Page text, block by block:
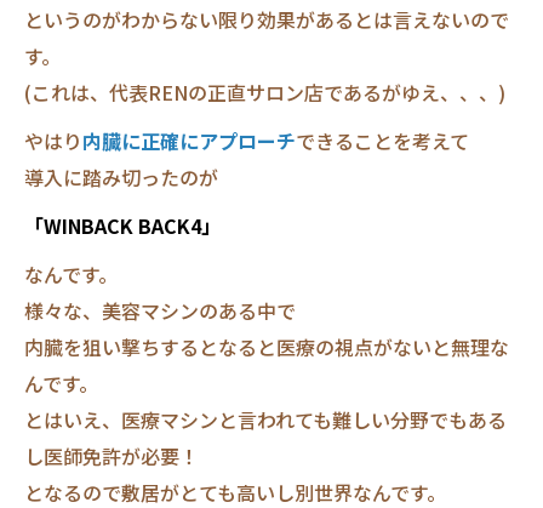
というのがわからない限り効果があるとは言えないので
す。
(これは、代表RENの正直サロン店であるがゆえ、、、)
やはり内臓に正確にアプローチできることを考えて
導入に踏み切ったのが
「WINBACK BACK4」
なんです。
様々な、美容マシンのある中で
内臓を狙い撃ちするとなると医療の視点がないと無理な
んです。
とはいえ、医療マシンと言われても難しい分野でもある
し医師免許が必要！
となるので敷居がとても高いし別世界なんです。